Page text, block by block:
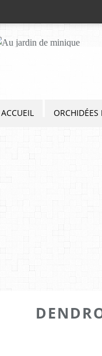
ACCUEIL ORCHIDÉES